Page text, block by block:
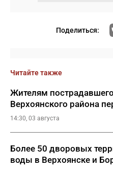
Поделиться:
Читайте также
Жителям
Верхоянского района
14:30, 03 августа
Более 50 дворовых
воды в Верхоянске и